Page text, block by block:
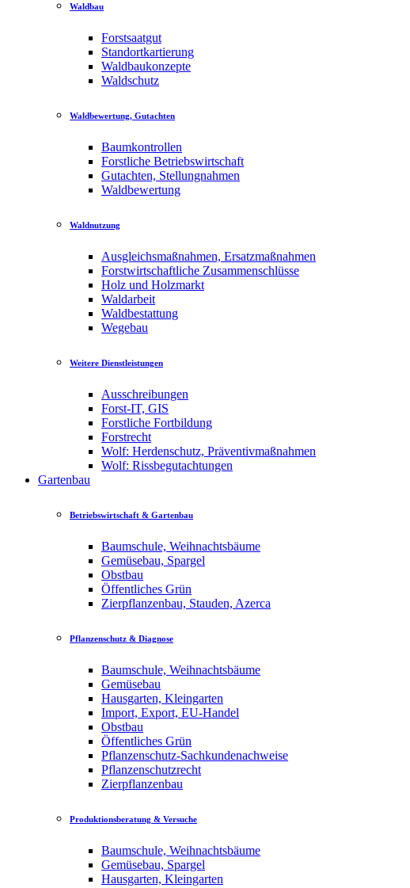
Waldbau
Forstsaatgut
Standortkartierung
Waldbaukonzepte
Waldschutz
Waldbewertung, Gutachten
Baumkontrollen
Forstliche Betriebswirtschaft
Gutachten, Stellungnahmen
Waldbewertung
Waldnutzung
Ausgleichsmaßnahmen, Ersatzmaßnahmen
Forstwirtschaftliche Zusammenschlüsse
Holz und Holzmarkt
Waldarbeit
Waldbestattung
Wegebau
Weitere Dienstleistungen
Ausschreibungen
Forst-IT, GIS
Forstliche Fortbildung
Forstrecht
Wolf: Herdenschutz, Präventivmaßnahmen
Wolf: Rissbegutachtungen
Gartenbau
Betriebswirtschaft & Gartenbau
Baumschule, Weihnachtsbäume
Gemüsebau, Spargel
Obstbau
Öffentliches Grün
Zierpflanzenbau, Stauden, Azerca
Pflanzenschutz & Diagnose
Baumschule, Weihnachtsbäume
Gemüsebau
Hausgarten, Kleingarten
Import, Export, EU-Handel
Obstbau
Öffentliches Grün
Pflanzenschutz-Sachkundenachweise
Pflanzenschutzrecht
Zierpflanzenbau
Produktionsberatung & Versuche
Baumschule, Weihnachtsbäume
Gemüsebau, Spargel
Hausgarten, Kleingarten